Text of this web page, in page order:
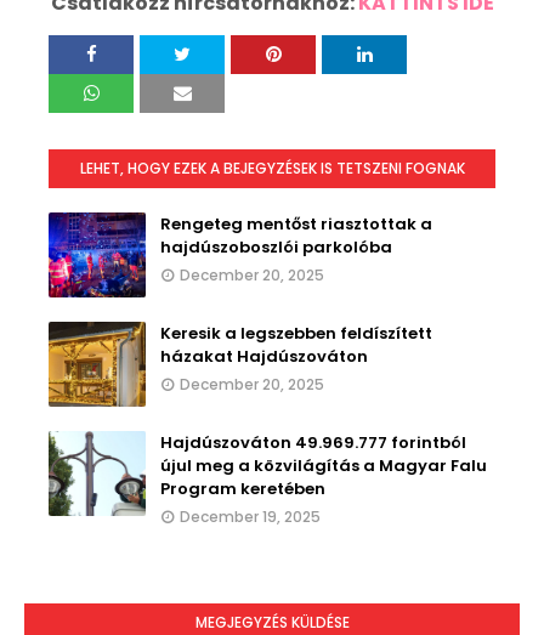
LEHET, HOGY EZEK A BEJEGYZÉSEK IS TETSZENI FOGNAK
Rengeteg mentőst riasztottak a
hajdúszoboszlói parkolóba
December 20, 2025
Keresik a legszebben feldíszített
házakat Hajdúszováton
December 20, 2025
Hajdúszováton 49.969.777 forintból
újul meg a közvilágítás a Magyar Falu
Program keretében
December 19, 2025
MEGJEGYZÉS KÜLDÉSE